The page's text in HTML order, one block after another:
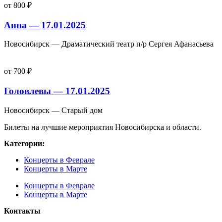
от 800 ₽
Анна — 17.01.2025
Новосибирск — Драматический театр п/р Сергея Афанасьева
от 700 ₽
Головлевы — 17.01.2025
Новосибирск — Старый дом
Билеты на лучшие мероприятия Новосибирска и области.
Категории:
Концерты в Феврале
Концерты в Марте
Концерты в Феврале
Концерты в Марте
Контакты